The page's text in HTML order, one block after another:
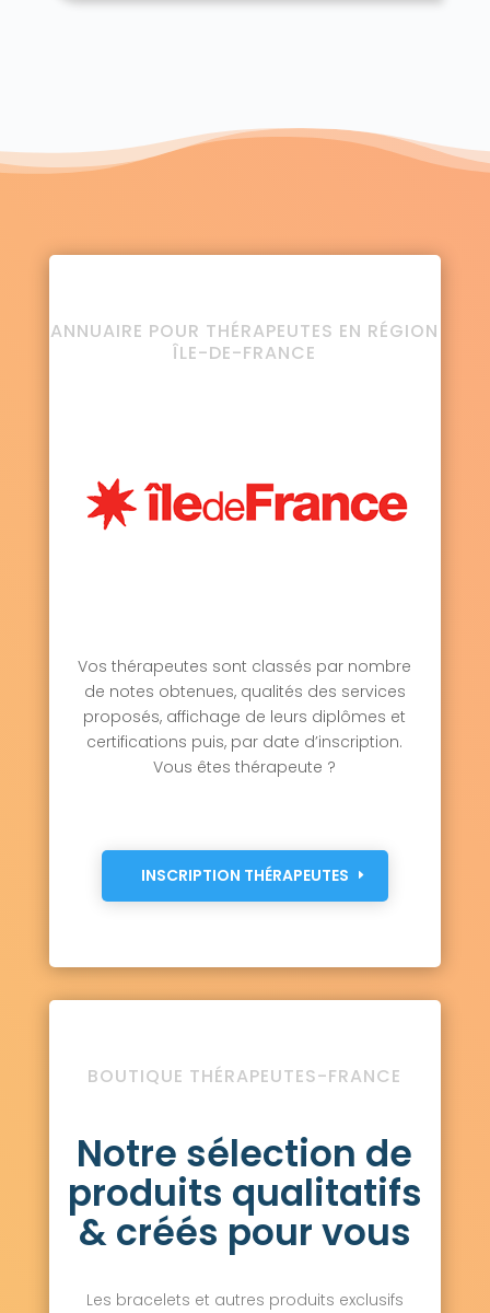
ANNUAIRE POUR THÉRAPEUTES EN RÉGION
ÎLE-DE-FRANCE
Vos thérapeutes sont classés par nombre
de notes obtenues, qualités des services
proposés, affichage de leurs diplômes et
certifications puis, par date d’inscription.
Vous êtes thérapeute ?
INSCRIPTION THÉRAPEUTES
BOUTIQUE THÉRAPEUTES-FRANCE
Notre sélection de
produits qualitatifs
& créés pour vous
Les bracelets et autres produits exclusifs